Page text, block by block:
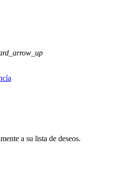
a su lista de deseos.